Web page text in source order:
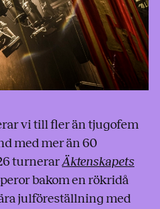
vi till fler än tjugofem
med mer än 60
turnerarÄktenskapets
bakom en rökridå
julföreställning med